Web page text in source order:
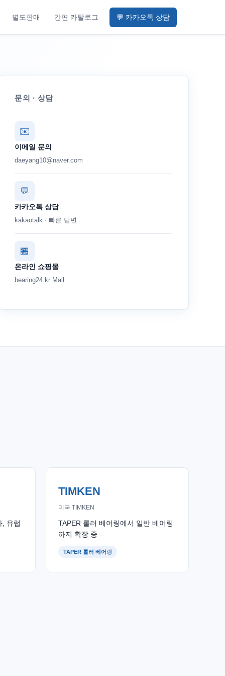
별도판매 간편 카탈로그 💬 카카오톡 상담
문의 · 상담
✉️
이메일 문의
daeyang10@naver.com
💬
카카오톡 상담
kakaotalk · 빠른 답변
🏪
온라인 쇼핑몰
bearing24.kr Mall
, 유럽
TIMKEN
미국 TIMKEN
TAPER 롤러 베어링에서 일반 베어링
까지 확장 중
TAPER 롤러 베어링